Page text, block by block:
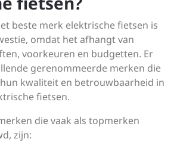
beste merk elektrische fietsen is
omdat het afhangt van
voorkeuren en budgetten. Er
gerenommeerde merken die
kwaliteit en betrouwbaarheid in
fietsen.
die vaak als topmerken
zijn: